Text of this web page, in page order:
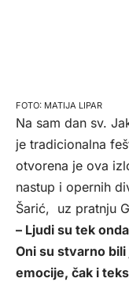
MATIJA LIPAR
Na sam dan sv.
je tradicionalna
otvorena je ova
nastup i opernih
Šarić, uz pratnju
– Ljudi su tek
Oni su stvarno
emocije, čak i